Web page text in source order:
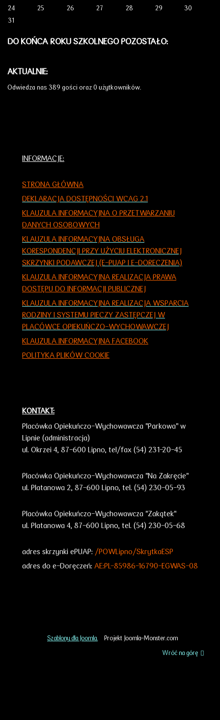
24
25 26 27 28 29
30
31
DO KOŃCA ROKU SZKOLNEGO POZOSTAŁO:
AKTUALNIE:
Odwiedza nas 389 gości oraz 0 użytkowników.
INFORMACJE:
STRONA GŁÓWNA
DEKLARACJA DOSTĘPNOŚCI WCAG 2.1
KLAUZULA INFORMACYJNA O PRZETWARZANIU
DANYCH OSOBOWYCH
KLAUZULA INFORMACYJNA OBSŁUGA
KORESPONDENCJI PRZY UŻYCIU ELEKTRONICZNEJ
SKRZYNKI PODAWCZEJ (E-PUAP I E-DORECZENIA)
KLAUZULA INFORMACYJNA REALIZACJA PRAWA
DOSTĘPU DO INFORMACJI PUBLICZNEJ
KLAUZULA INFORMACYJNA REALIZACJA WSPARCIA
RODZINY I SYSTEMU PIECZY ZASTĘPCZEJ W
PLACÓWCE OPIEKUŃCZO-WYCHOWAWCZEJ
KLAUZULA INFORMACYJNA FACEBOOK
POLITYKA PLIKÓW COOKIE
KONTAKT:
Placówka Opiekuńczo-Wychowawcza "Parkowa" w
Lipnie (administracja)
ul. Okrzei 4, 87-600 Lipno, tel/fax (54) 231-20-45
Placówka Opiekuńczo-Wychowawcza "Na Zakręcie"
ul. Platanowa 2, 87-600 Lipno, tel. (54) 230-05-93
Placówka Opiekuńczo-Wychowawcza "Zakątek"
ul. Platanowa 4, 87-600 Lipno, tel. (54) 230-05-68
adres skrzynki ePUAP: /POWLipno/SkrytkaESP
adres do e-Doręczeń: AE:PL-85986-16790-EGWAS-08
Szablony dla Joomla.
Projekt Joomla-Monster.com
Wróć na górę